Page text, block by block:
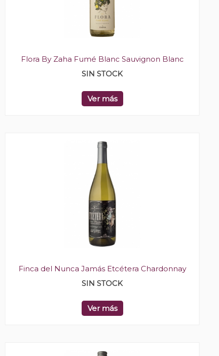
Flora By Zaha Fumé Blanc Sauvignon Blanc
SIN STOCK
Ver más
Finca del Nunca Jamás Etcétera Chardonnay
SIN STOCK
Ver más